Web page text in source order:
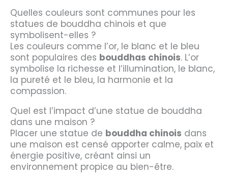
Quelles couleurs sont communes pour les
statues de bouddha chinois et que
symbolisent-elles ?
Les couleurs comme l’or, le blanc et le bleu
sont populaires des bouddhas chinois. L’or
symbolise la richesse et l’illumination, le blanc,
la pureté et le bleu, la harmonie et la
compassion.
Quel est l’impact d’une statue de bouddha
dans une maison ?
Placer une statue de bouddha chinois dans
une maison est censé apporter calme, paix et
énergie positive, créant ainsi un
environnement propice au bien-être.